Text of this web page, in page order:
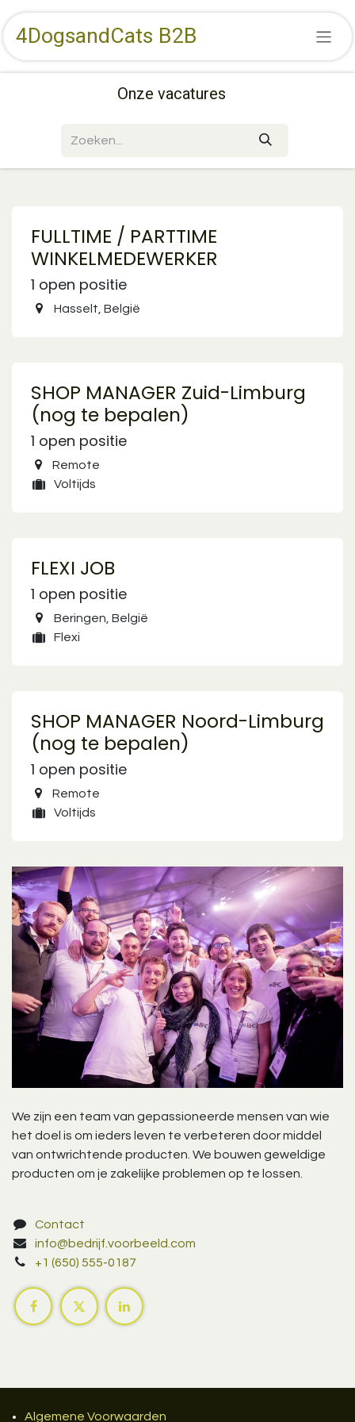
Overslaan naar inhoud
4DogsandCats B2B
Onze vacatures
FULLTIME / PARTTIME
WINKELMEDEWERKER
1 open positie
Hasselt België
SHOP MANAGER Zuid-Limburg
(nog te bepalen)
1 open positie
Remote
Voltijds
FLEXI JOB
1 open positie
Beringen België
Flexi
SHOP MANAGER Noord-Limburg
(nog te bepalen)
1 open positie
Remote
Voltijds
We zijn een team van gepassioneerde mensen van wie
het doel is om ieders leven te verbeteren door middel
van ontwrichtende producten. We bouwen geweldige
producten om je zakelijke problemen op te lossen.
Contact
info@bedrijf.voorbeeld.com
+1 (650) 555-0187
Algemene Voorwaarden